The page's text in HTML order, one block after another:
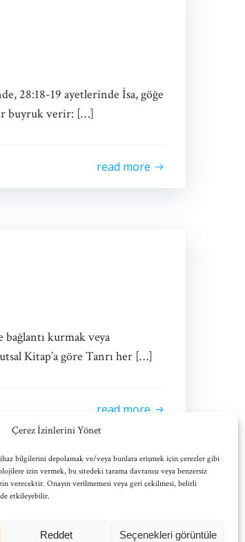
Çerez İzinlerini Yönet
bilgilerini depolamak ve/veya bunlara erişmek için çerezler gibi
izin vermek, bu sitedeki tarama davranışı veya benzersiz
verecektir. Onayın verilmemesi veya geri çekilmesi, belirli
etkileyebilir.
Reddet Seçenekleri görüntüle
28:18-19 ayetlerinde İsa, göğe
buyruk verir: […]
read more
bağlantı kurmak veya
Kitap’a göre Tanrı her […]
read more
PostsPosts